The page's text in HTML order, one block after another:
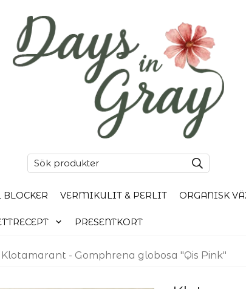
BLOCKER VERMIKULIT & PERLIT ORGANISK
PRESENTKORT
Klotamarant - Gomphrena globosa "Qis Pink"